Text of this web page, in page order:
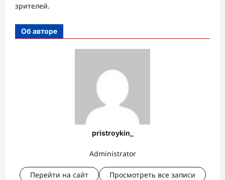
зрителей.
Об авторе
pristroykin_
Administrator
Перейти на сайт Просмотреть все записи